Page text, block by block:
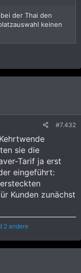
der Thai den
keinen
#7.432
sie die
Tarif ja erst
eingeführt:
Kunden zunächst
2 andere